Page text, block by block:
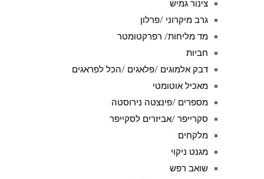
צינור גמיש
גרב מיקרוני /פרלון
מד מליחות/ רפרקטומטר
חביות
דבק אלמוגים /פלאגים /הכל לפראגים
מאכיל אוטומטי
מספרים /פינצטה נירוסטה
סקרייפר /אביזרים לסקייפר
מלקחים
מגנט ניקוי
שואב רפש